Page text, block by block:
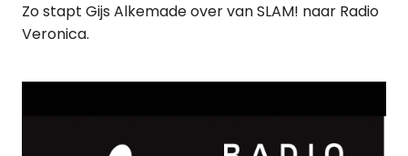
Zo stapt Gijs Alkemade over van SLAM! naar Radio
Veronica.